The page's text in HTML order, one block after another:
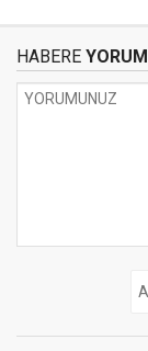
HABERE